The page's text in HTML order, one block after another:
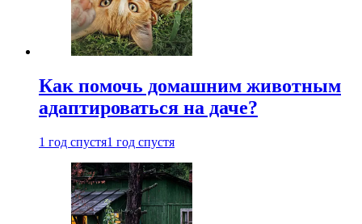
Как помочь домашним животным
адаптироваться на даче?
1 год спустя1 год спустя